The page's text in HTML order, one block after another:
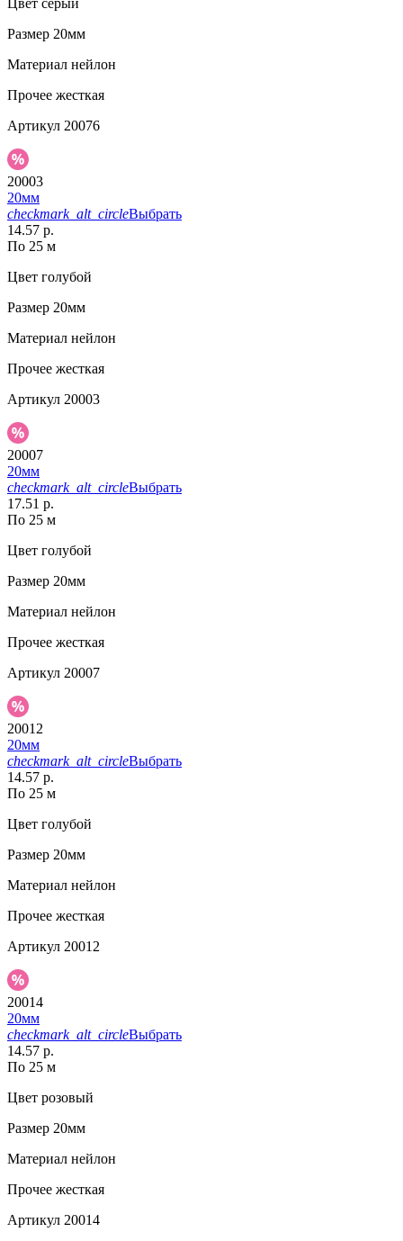
Размер 20мм
Материал нейлон
Прочее жесткая
Артикул 20076
20003
20мм
checkmark_alt_circleВыбрать
14.57 р.
По 25 м
Цвет голубой
Размер 20мм
Материал нейлон
Прочее жесткая
Артикул 20003
20007
20мм
checkmark_alt_circleВыбрать
17.51 р.
По 25 м
Цвет голубой
Размер 20мм
Материал нейлон
Прочее жесткая
Артикул 20007
20012
20мм
checkmark_alt_circleВыбрать
14.57 р.
По 25 м
Цвет голубой
Размер 20мм
Материал нейлон
Прочее жесткая
Артикул 20012
20014
20мм
checkmark_alt_circleВыбрать
14.57 р.
По 25 м
Цвет розовый
Размер 20мм
Материал нейлон
Прочее жесткая
Артикул 20014